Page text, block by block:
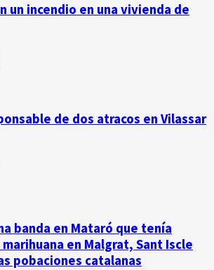
un incendio en una vivienda de
de dos atracos en Vilassar
banda en Mataró que tenía
en Malgrat, Sant Iscle
pobaciones catalanas